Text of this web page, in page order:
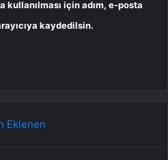
kullanılması için adım, e-posta
kaydedilsin.
Eklenen